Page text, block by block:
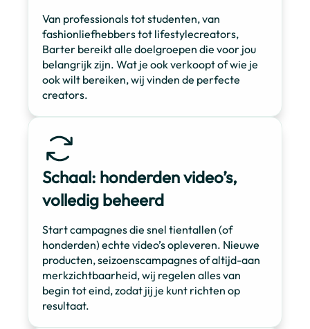
Van professionals tot studenten, van
fashionliefhebbers tot lifestylecreators,
Barter bereikt alle doelgroepen die voor jou
belangrijk zijn. Wat je ook verkoopt of wie je
ook wilt bereiken, wij vinden de perfecte
creators.
Schaal: honderden video’s,
volledig beheerd
Start campagnes die snel tientallen (of
honderden) echte video’s opleveren. Nieuwe
producten, seizoenscampagnes of altijd-aan
merkzichtbaarheid, wij regelen alles van
begin tot eind, zodat jij je kunt richten op
resultaat.